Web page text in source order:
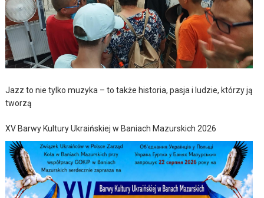
Jazz to nie tylko muzyka – to także historia, pasja i ludzie, którzy ją
tworzą
XV Barwy Kultury Ukraińskiej w Baniach Mazurskich 2026